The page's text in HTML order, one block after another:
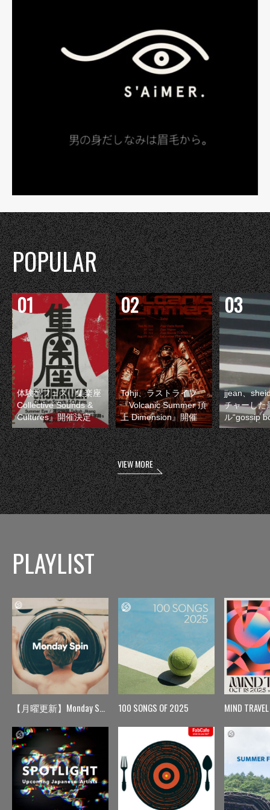
POPULAR
体験型フェス『集楽座
Collective Sounds &
Cultures』開催決定
Tohji、ラストライブ
『Volcanic Summer 頂
上 Dimension』開催
jjean、
チャーした
ル“gossip
VIEW MORE
PLAYLIST
【月曜更新】Monday Spin 100 SONGS OF 2025 MIND TRAVEL